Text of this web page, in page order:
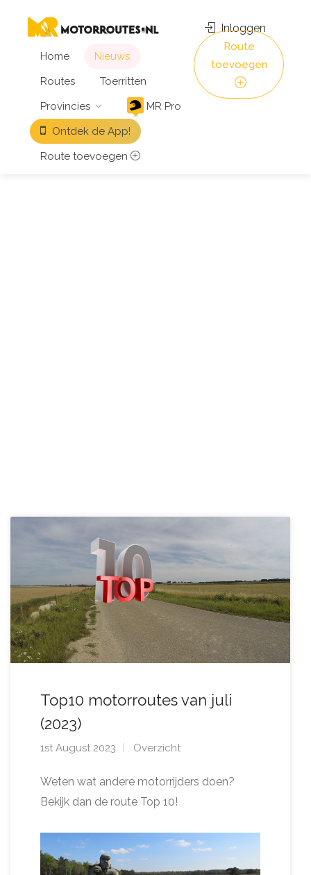
Home
Nieuws
Routes
Toerritten
Provincies
MR Pro
Ontdek de App!
Route toevoegen
Inloggen
Route
toevoegen
Top10 motorroutes van juli
(2023)
1st August 2023 Overzicht
Weten wat andere motorrijders doen?
Bekijk dan de route Top 10!